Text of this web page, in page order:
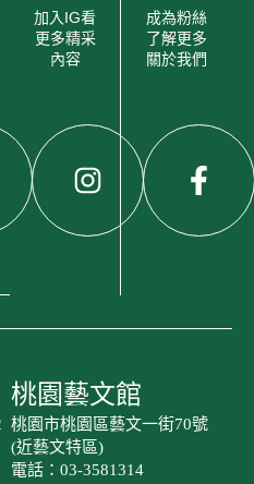
加入IG看
更多精采
內容
成為粉絲
了解更多
關於我們
桃園藝文館
桃園市桃園區藝文一街70號
(近藝文特區)
電話：03-3581314